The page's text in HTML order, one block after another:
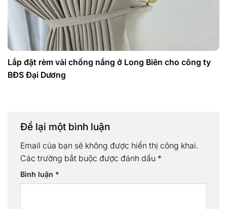
Lắp đặt rèm vải chống nắng ở Long Biên cho công ty
BĐS Đại Dương
Để lại một bình luận
Email của bạn sẽ không được hiển thị công khai.
Các trường bắt buộc được đánh dấu *
Bình luận *